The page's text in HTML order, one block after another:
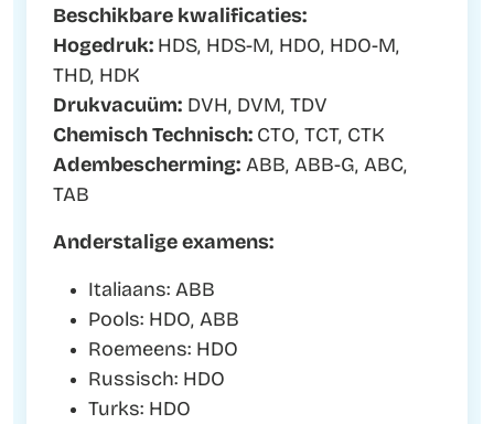
Beschikbare kwalificaties:
Hogedruk: HDS, HDS-M, HDO, HDO-M,
THD, HDK
Drukvacuüm: DVH, DVM, TDV
Chemisch Technisch: CTO, TCT, CTK
Adembescherming: ABB, ABB-G, ABC,
TAB
Anderstalige examens:
Italiaans: ABB
Pools: HDO, ABB
Roemeens: HDO
Russisch: HDO
Turks: HDO